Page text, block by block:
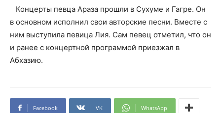
Концерты певца Араза прошли в Сухуме и Гагре. Он
в основном исполнил свои авторские песни. Вместе с
ним выступила певица Лия. Сам певец отметил, что он
и ранее с концертной программой приезжал в
Абхазию.
Facebook VK WhatsApp